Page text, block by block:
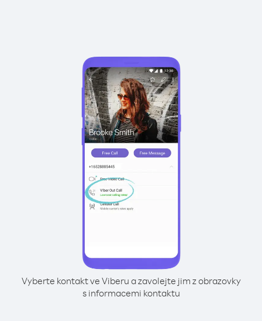
Vyberte kontakt ve Viberu a zavolejte jim z obrazovky
s informacemi kontaktu